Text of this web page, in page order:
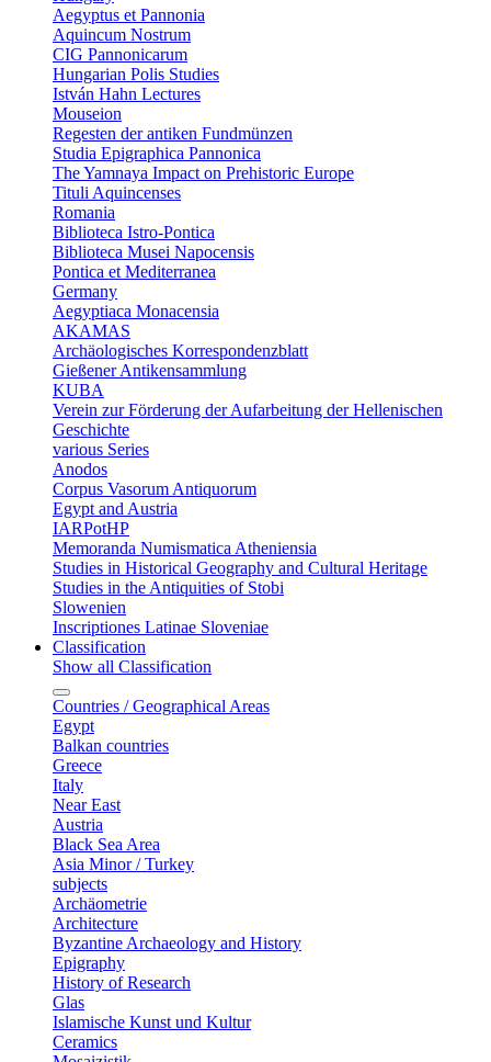
Aegyptus et Pannonia
Aquincum Nostrum
CIG Pannonicarum
Hungarian Polis Studies
István Hahn Lectures
Mouseion
Regesten der antiken Fundmünzen
Studia Epigraphica Pannonica
The Yamnaya Impact on Prehistoric Europe
Tituli Aquincenses
Romania
Biblioteca Istro-Pontica
Biblioteca Musei Napocensis
Pontica et Mediterranea
Germany
Aegyptiaca Monacensia
AKAMAS
Archäologisches Korrespondenzblatt
Gießener Antikensammlung
KUBA
Verein zur Förderung der Aufarbeitung der Hellenischen
Geschichte
various Series
Anodos
Corpus Vasorum Antiquorum
Egypt and Austria
IARPotHP
Memoranda Numismatica Atheniensia
Studies in Historical Geography and Cultural Heritage
Studies in the Antiquities of Stobi
Slowenien
Inscriptiones Latinae Sloveniae
Classification
Show all Classification
Countries / Geographical Areas
Egypt
Balkan countries
Greece
Italy
Near East
Austria
Black Sea Area
Asia Minor / Turkey
subjects
Archäometrie
Architecture
Byzantine Archaeology and History
Epigraphy
History of Research
Glas
Islamische Kunst und Kultur
Ceramics